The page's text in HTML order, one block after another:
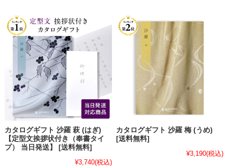
カタログギフト 沙羅 萩 (はぎ)
【定型文挨拶状付き（奉書タイ
プ） 当日発送】 [送料無料]
¥3,740(税込)
カタログギフト 沙羅 梅 (うめ)
[送料無料]
¥3,190(税込)